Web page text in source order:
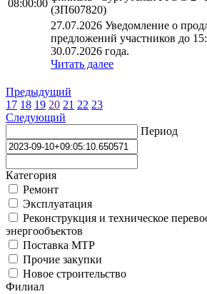
08:00:00
(ЗП607820)
27.07.2026 Уведомление о
предложений участников до
30.07.2026 года.
Читать далее
Предыдущий
17 18 19 20 21 22 23
Следующий
Период
Категория
Ремонт
Эксплуатация
Реконструкция и техническое
энергообъектов
Поставка МТР
Прочие закупки
Новое строительство
Филиал